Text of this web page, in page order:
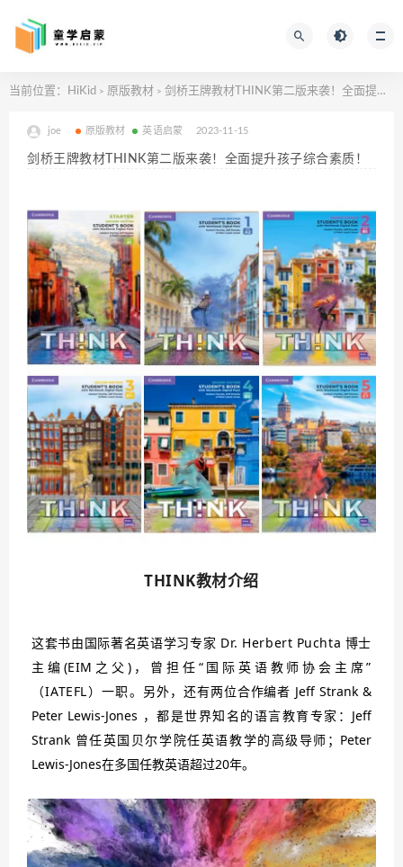
当前位置： HiKid > 原版教材 > 剑桥王牌教材THINK第二版来袭！全面提升孩子综合素质！
joe 原版教材 英语启蒙 2023-11-15
剑桥王牌教材THINK第二版来袭！全面提升孩子综合素质！
THINK教材介绍
这套书由国际著名英语学习专家 Dr. Herbert Puchta 博士
主编(EIM之父)，曾担任“国际英语教师协会主席”
（IATEFL）一职。 另外，还有两位合作编者 Jeff Strank &
Peter Lewis-Jones ，都是世界知名的语言教育专家：Jeff
Strank 曾任英国贝尔学院任英语教学的高级导师；Peter
Lewis-Jones在多国任教英语超过20年。